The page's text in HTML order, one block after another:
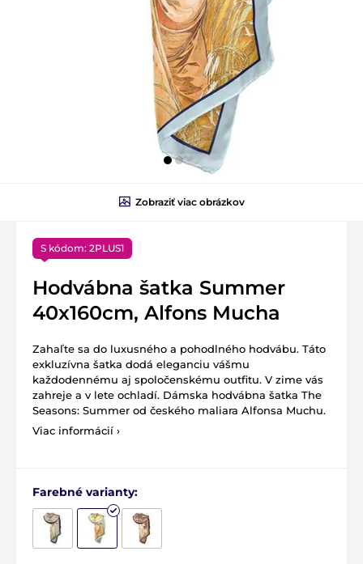
Zobraziť viac obrázkov
S kódom: 2PLUS1
Hodvábna šatka Summer
40x160cm, Alfons Mucha
Zahaľte sa do luxusného a pohodlného hodvábu. Táto
exkluzívna šatka dodá eleganciu vášmu
každodennému aj spoločenskému outfitu. V zime vás
zahreje a v lete ochladí. Dámska hodvábna šatka The
Seasons: Summer od českého maliara Alfonsa Muchu.
Viac informácií ›
Farebné varianty: